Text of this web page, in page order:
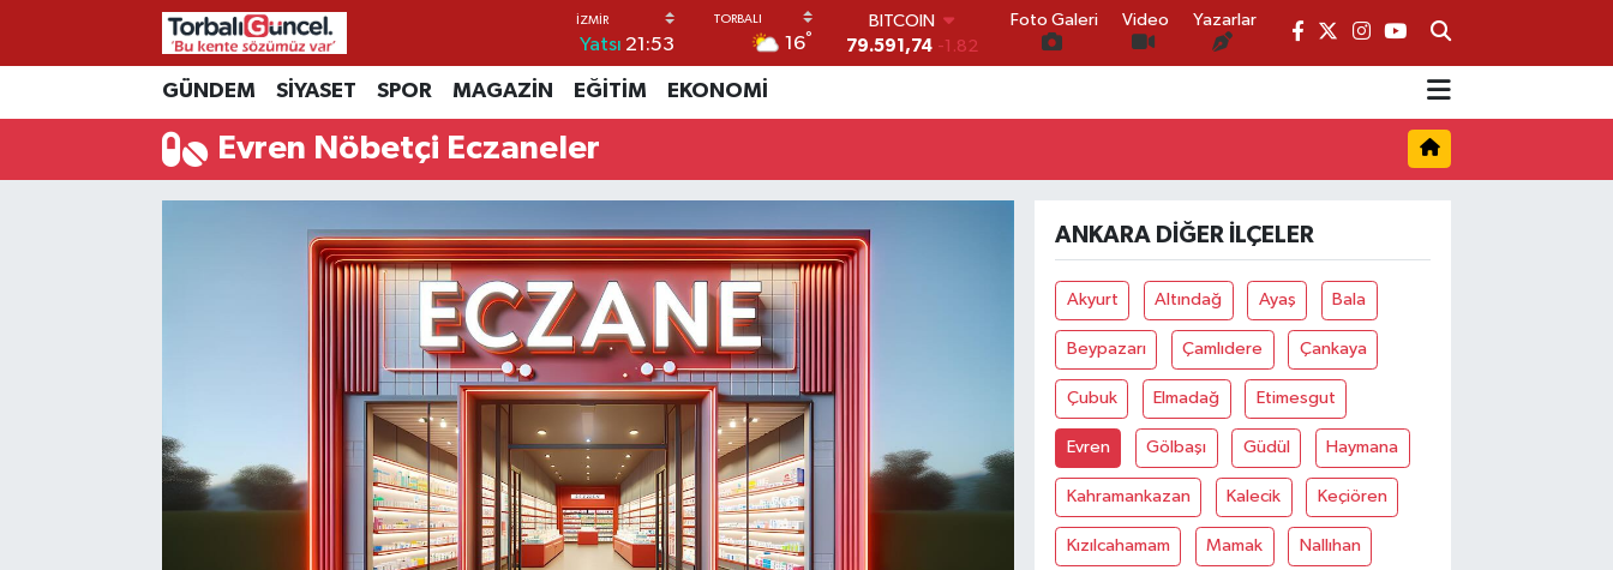
Yatsı 21:53 16°
BITCOIN
79.591,74 -1.82
DOLAR
EURO
61,60380 0.18
6862,09000
Foto Galeri Video Yazarlar
GÜNDEM SİYASET SPOR MAGAZİN EĞİTİM EKONOMİ
Evren Nöbetçi Eczaneler
ANKARA DIĞER İLÇELER
Akyurt Altındağ Ayaş Bala
Beypazarı Çamlıdere Çankaya
Çubuk Elmadağ Etimesgut
Evren Gölbaşı Güdül Haymana
Kahramankazan Kalecik Keçiören
Kızılcahamam Mamak Nallıhan
İzmir Nöbetçi Eczaneler
İzmir Hava Durumu
İzmir Trafik Yoğunluk Haritası
Son Dakika Haberleri